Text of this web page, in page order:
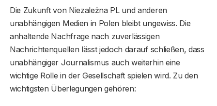
Die Zukunft von Niezależna PL und anderen
unabhängigen Medien in Polen bleibt ungewiss. Die
anhaltende Nachfrage nach zuverlässigen
Nachrichtenquellen lässt jedoch darauf schließen, dass
unabhängiger Journalismus auch weiterhin eine
wichtige Rolle in der Gesellschaft spielen wird. Zu den
wichtigsten Überlegungen gehören: